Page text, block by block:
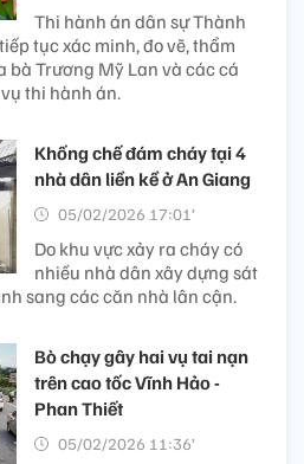
Thi hành án dân sự Thành
tục xác minh, đo vẽ, thẩm
bà Trương Mỹ Lan và các cá
thi hành án.
Khống chế đám cháy tại 4
nhà dân liền kề ở An Giang
05/02/2026 17:01’
Do khu vực xảy ra cháy có
nhiều nhà dân xây dựng sát
sang các căn nhà lân cận.
Bò chạy gây hai vụ tai nạn
trên cao tốc Vĩnh Hảo -
Phan Thiết
05/02/2026 11:36’